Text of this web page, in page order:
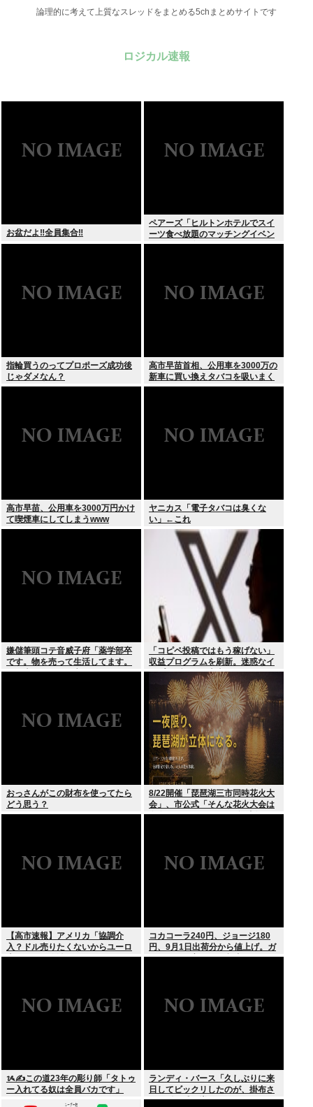
論理的に考えて上質なスレッドをまとめる5chまとめサイトです
ロジカル速報
お盆だよ‼全員集合‼
ペアーズ「ヒルトンホテルでスイ
ーツ食べ放題のマッチングイベン
トやるぞ。女2500円男7000円
指輪買うのってプロポーズ成功後
じゃダメなん？
高市早苗首相、公用車を3000万の
新車に買い換えタバコを吸いまく
っていた
高市早苗、公用車を3000万円かけ
て喫煙車にしてしまうwww
ヤニカス「電子タバコは臭くな
い」←これ
嫌儲筆頭コテ音威子府「薬学部卒
です。物を売って生活してます。
何を売ってるかは言えません」
「コピペ投稿ではもう稼げない」
収益プログラムを刷新。迷惑なイ
ンプレゾンビは本当にいなくなる
のか？
おっさんがこの財布を使ってたら
どう思う？
8/22開催「琵琶湖三市同時花火大
会」、市公式「そんな花火大会は
存在しない」→ SNS阿鼻叫喚
【高市速報】アメリカ「協調介
入？ドル売りたくないからユーロ
売るわ」EU激怒www
コカコーラ240円、ジョージ180
円、9月1日出荷分から値上げ。ガ
ソリンより高いとか意味不明すぎ
ᝰ✍この道23年の彫り師「タトゥ
ー入れてる奴は全員バカです」
ランディ・バース「久しぶりに来
日してビックリしたのが、掛布さ
んの髪の毛が増えていた。岡田さ